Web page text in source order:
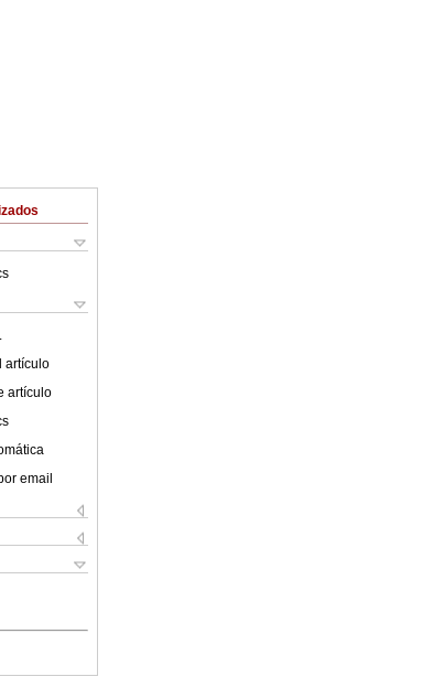
artículo
artículo
email